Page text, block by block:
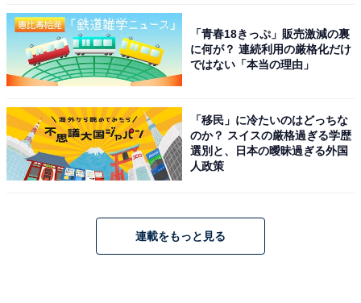
「青春18きっぷ」販売激減の裏
に何が？ 連続利用の厳格化だけ
ではない「本当の理由」
「移民」に冷たいのはどっちな
のか？ スイスの厳格過ぎる学歴
選別と、日本の曖昧過ぎる外国
人政策
連載をもっと見る